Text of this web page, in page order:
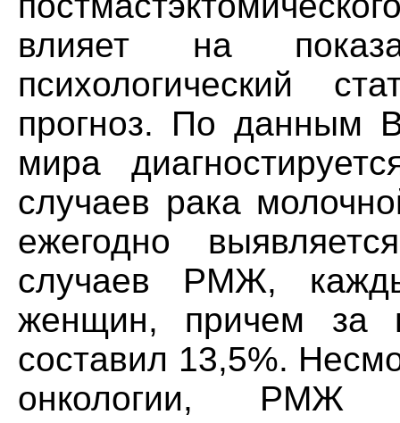
влияет на
психологический
прогноз. По данным
мира
случаев рака
ежегодно
случаев РМЖ,
женщин, причем за
составил 13,5%.
онкологии, РМЖ